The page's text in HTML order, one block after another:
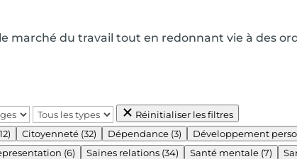
marché du travail tout en redonnant vie à des
Réinitialiser les filtres
Citoyenneté (32) Dépendance (3) Développement
(6) Saines relations (34) Santé mentale (7)